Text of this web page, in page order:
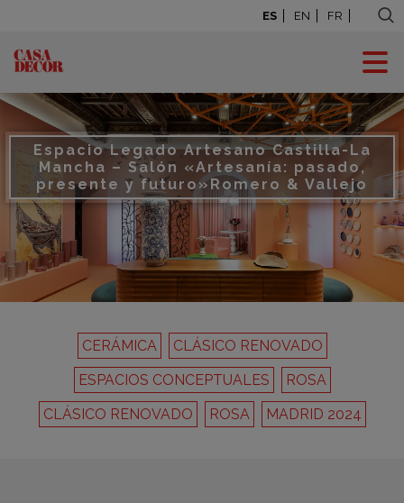
ES EN FR
Espacio Legado Artesano Castilla-La
Mancha – Salón «Artesanía: pasado,
presente y futuro»Romero & Vallejo
CERÁMICA
CLÁSICO RENOVADO
ESPACIOS CONCEPTUALES
ROSA
CLÁSICO RENOVADO
ROSA MADRID 2024